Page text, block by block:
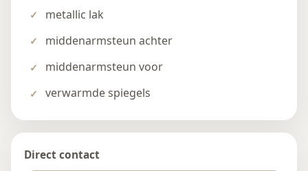
metallic lak
middenarmsteun achter
middenarmsteun voor
verwarmde spiegels
Direct contact